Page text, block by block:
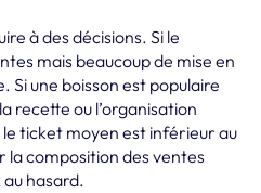
à des décisions. Si le
mais beaucoup de mise en
Si une boisson est populaire
recette ou l’organisation
ticket moyen est inférieur au
la composition des ventes
hasard.